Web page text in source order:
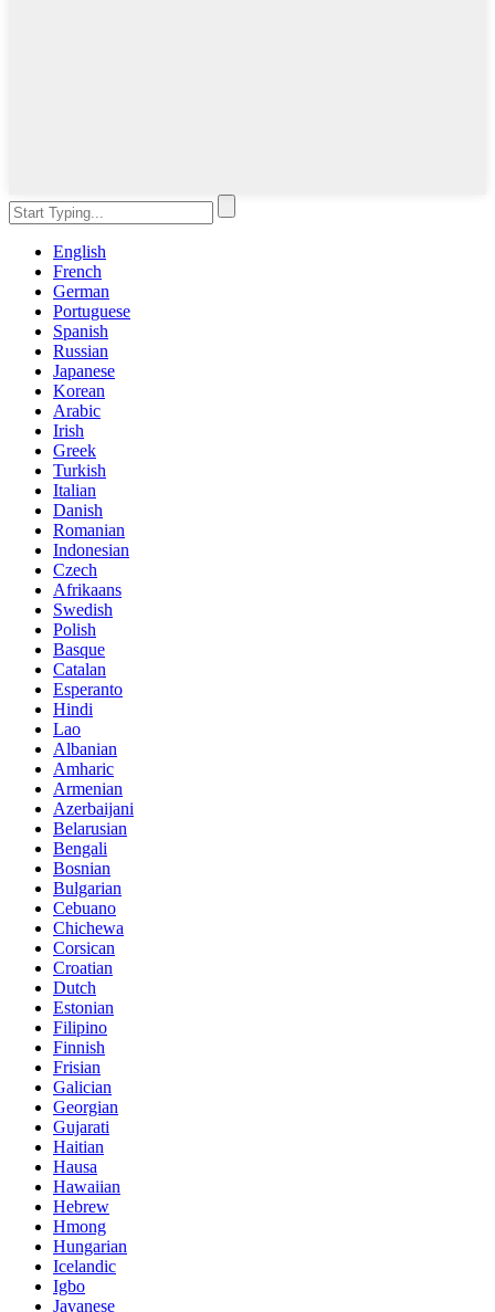
English
French
German
Portuguese
Spanish
Russian
Japanese
Korean
Arabic
Irish
Greek
Turkish
Italian
Danish
Romanian
Indonesian
Czech
Afrikaans
Swedish
Polish
Basque
Catalan
Esperanto
Hindi
Lao
Albanian
Amharic
Armenian
Azerbaijani
Belarusian
Bengali
Bosnian
Bulgarian
Cebuano
Chichewa
Corsican
Croatian
Dutch
Estonian
Filipino
Finnish
Frisian
Galician
Georgian
Gujarati
Haitian
Hausa
Hawaiian
Hebrew
Hmong
Hungarian
Icelandic
Igbo
Javanese